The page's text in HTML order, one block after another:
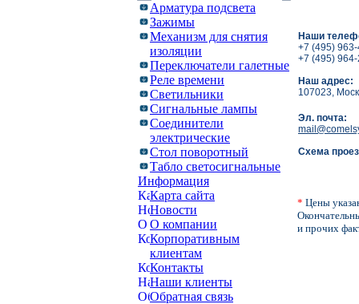
Арматура подсвета
Зажимы
Механизм для снятия
изоляции
Переключатели галетные
Реле времени
Светильники
Сигнальные лампы
Соединители
электрические
Стол поворотный
Табло светосигнальные
Информация
Карта сайта
Новости
О компании
Корпоративным
клиентам
Контакты
Наши клиенты
Обратная связь
Наши
+7 (495)
+7 (495)
Наш адрес:
107023,
Эл. почта:
Схема
* Цены
и прочих